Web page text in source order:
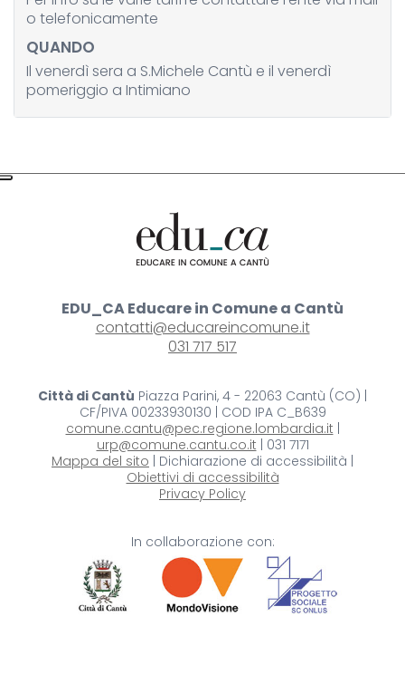
o telefonicamente
QUANDO
Il venerdì sera a S.Michele Cantù e il venerdì
pomeriggio a Intimiano
EDU_CA Educare in Comune a Cantù
contatti@educareincomune.it
031 717 517
Città di Cantù Piazza Parini, 4 - 22063 Cantù (CO) |
CF/PIVA 00233930130 | COD IPA C_B639
comune.cantu@pec.regione.lombardia.it |
urp@comune.cantu.co.it | 031 7171
Mappa del sito | Dichiarazione di accessibilità |
Obiettivi di accessibilità
Privacy Policy
In collaborazione con: